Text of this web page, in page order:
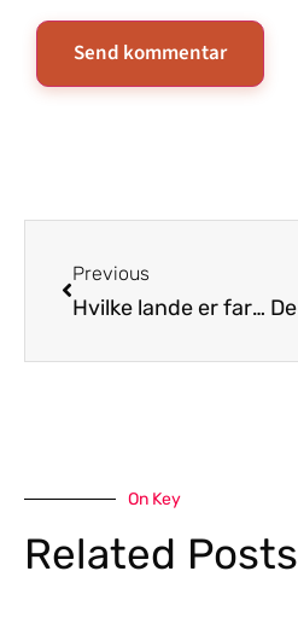
Previous
Hvilke lande er farlige at rejse til?
On Key
Related Posts